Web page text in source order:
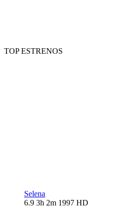
TOP ESTRENOS
Selena
6.9 3h 2m 1997 HD